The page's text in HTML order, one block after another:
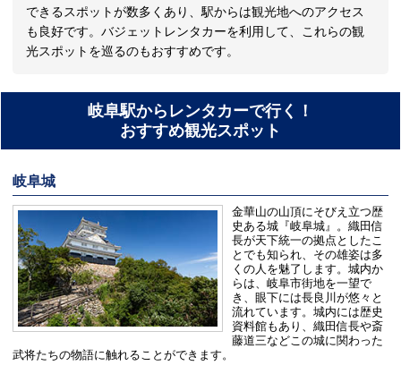
できるスポットが数多くあり、駅からは観光地へのアクセス
も良好です。バジェットレンタカーを利用して、これらの観
光スポットを巡るのもおすすめです。
岐阜駅からレンタカーで行く！
おすすめ観光スポット
岐阜城
金華山の山頂にそびえ立つ歴
史ある城『岐阜城』。織田信
長が天下統一の拠点としたこ
とでも知られ、その雄姿は多
くの人を魅了します。城内か
らは、岐阜市街地を一望で
き、眼下には長良川が悠々と
流れています。城内には歴史
資料館もあり、織田信長や斎
藤道三などこの城に関わった
武将たちの物語に触れることができます。